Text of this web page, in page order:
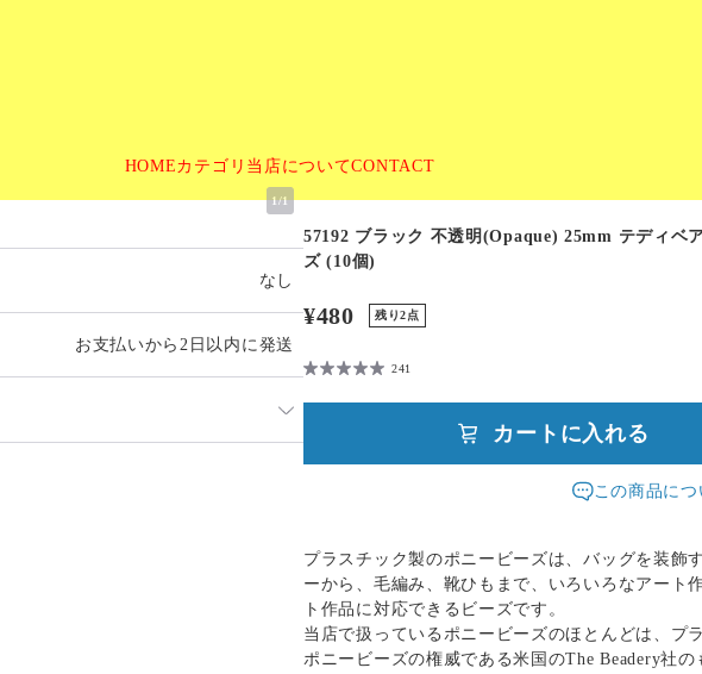
HOMEカテゴリ 当店についてCONTACT
1/1
なし
お支払いから2日以内に発送
57192 ブラック 不透明(Opaque) 25mm テディベ
ズ (10個)
¥480 残り2点
241
カートに入れる
この商品につ
プラスチック製のポニービーズは、バッグを装飾
ーから、毛編み、靴ひもまで、いろいろなアート
ト作品に対応できるビーズです。
当店で扱っているポニービーズのほとんどは、プ
ポニービーズの権威である米国のThe Beadery社の